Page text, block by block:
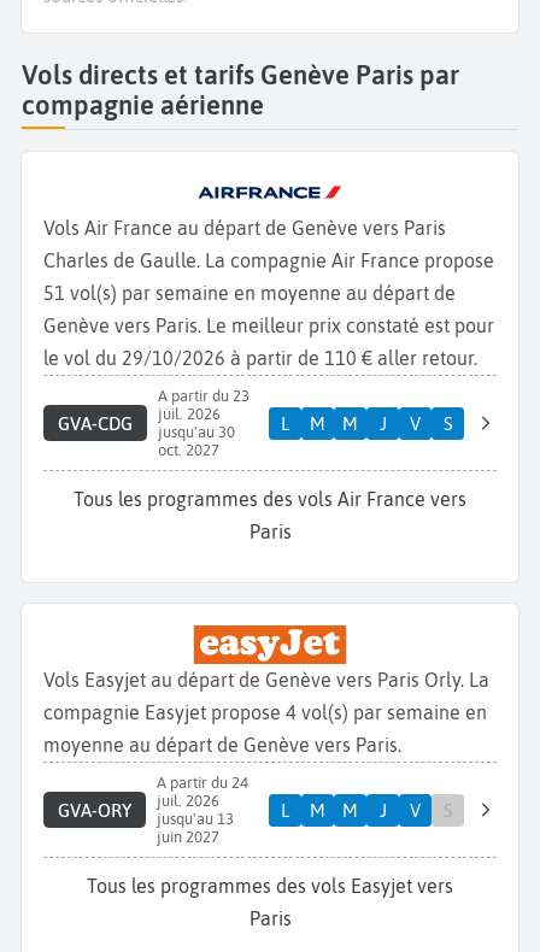
Vols directs et tarifs Genève Paris par
compagnie aérienne
Vols Air France au départ de Genève vers Paris
Charles de Gaulle. La compagnie Air France propose
51 vol(s) par semaine en moyenne au départ de
Genève vers Paris. Le meilleur prix constaté est pour
le vol du 29/10/2026 à partir de 110 € aller retour.
GVA-CDG
A partir du 23
juil. 2026
jusqu'au 30
oct. 2027
L M M J V S
Tous les programmes des vols Air France vers
Paris
Vols Easyjet au départ de Genève vers Paris Orly. La
compagnie Easyjet propose 4 vol(s) par semaine en
moyenne au départ de Genève vers Paris.
GVA-ORY
A partir du 24
juil. 2026
jusqu'au 13
juin 2027
L M M J V S
Tous les programmes des vols Easyjet vers
Paris